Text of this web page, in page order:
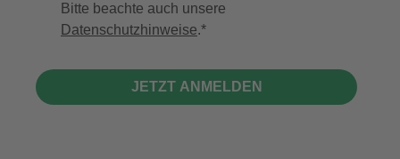
Bitte beachte auch unsere
Datenschutzhinweise.
JETZT ANMELDEN